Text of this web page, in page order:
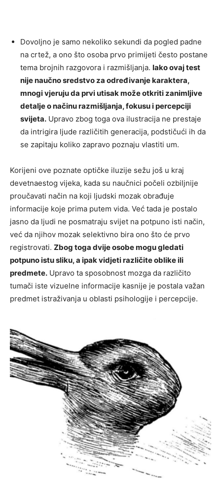
Dovoljno je samo nekoliko sekundi da pogled padne
na crtež, a ono što osoba prvo primijeti često postane
tema brojnih razgovora i razmišljanja. Iako ovaj test
nije naučno sredstvo za određivanje karaktera,
mnogi vjeruju da prvi utisak može otkriti zanimljive
detalje o načinu razmišljanja, fokusu i percepciji
svijeta. Upravo zbog toga ova ilustracija ne prestaje
da intrigira ljude različitih generacija, podstičući ih da
se zapitaju koliko zapravo poznaju vlastiti um.
Korijeni ove poznate optičke iluzije sežu još u kraj
devetnaestog vijeka, kada su naučnici počeli ozbiljnije
proučavati način na koji ljudski mozak obrađuje
informacije koje prima putem vida. Već tada je postalo
jasno da ljudi ne posmatraju svijet na potpuno isti način,
već da njihov mozak selektivno bira ono što će prvo
registrovati. Zbog toga dvije osobe mogu gledati
potpuno istu sliku, a ipak vidjeti različite oblike ili
predmete. Upravo ta sposobnost mozga da različito
tumači iste vizuelne informacije kasnije je postala važan
predmet istraživanja u oblasti psihologije i percepcije.